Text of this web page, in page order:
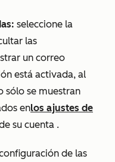
seleccione la
las
un correo
está activada, al
sólo se muestran
enlos ajustes de
su cuenta .
de las